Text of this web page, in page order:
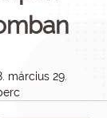
március 29.